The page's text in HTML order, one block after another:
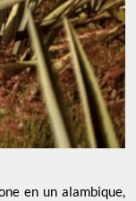
en un alambique,